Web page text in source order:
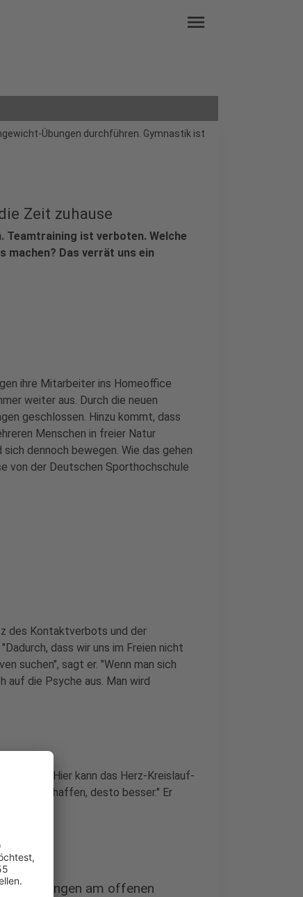
menu
Übungen durchführen. Gymnastik ist
Zeit zuhause
ist verboten. Welche
machen? Das verrät uns ein
ihre Mitarbeiter ins Homeoffice
weiter aus. Durch die neuen
geschlossen. Hinzu kommt, dass
Menschen in freier Natur
dennoch bewegen. Wie das gehen
von der Deutschen Sporthochschule
des Kontaktverbots und der
dass wir uns im Freien nicht
suchen", sagt er. "Wenn man sich
auf die Psyche aus. Man wird
"Hier kann das Herz-Kreislauf-
wir schaffen, desto besser." Er
Übungen am offenen